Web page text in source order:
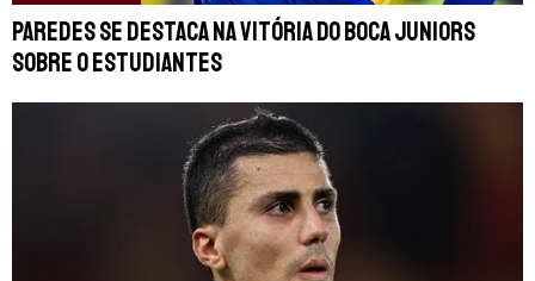
Paredes se destaca na vitória do Boca Juniors
sobre o Estudiantes